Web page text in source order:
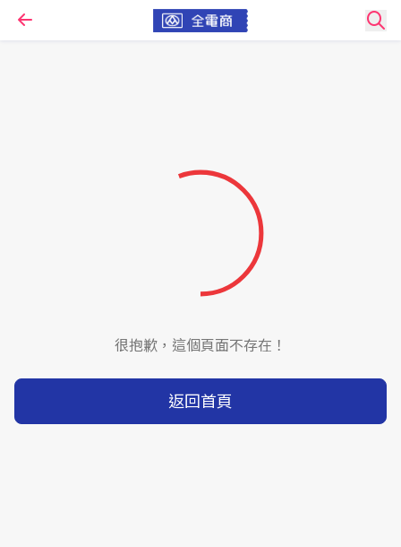
很抱歉，這個頁面不存在！
返回首頁